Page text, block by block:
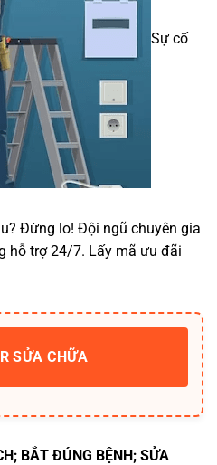
Sự cố
Đừng lo! Đội ngũ chuyên gia
hỗ trợ 24/7. Lấy mã ưu đãi
SỬA CHỮA
BẮT ĐÚNG BỆNH; SỬA